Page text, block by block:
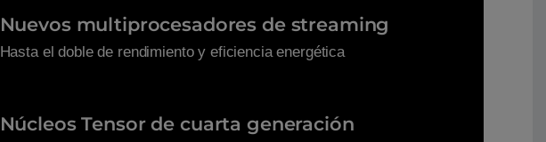
Nuevos multiprocesadores de streaming
Hasta el doble de rendimiento y eficiencia energética
Núcleos Tensor de cuarta generación